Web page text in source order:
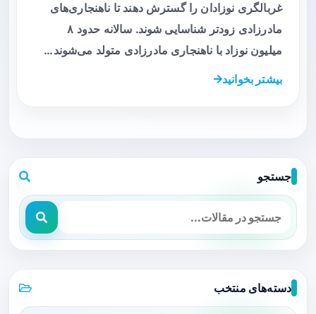
غربالگری نوزادان را گسترش دهند تا ناهنجاری‌های
مادرزادی زودتر شناسایی شوند. سالانه حدود ۸
میلیون نوزاد با ناهنجاری مادرزادی متولد می‌شوند…
بیشتر بخوانید
جستجو
دسته‌های منتخب